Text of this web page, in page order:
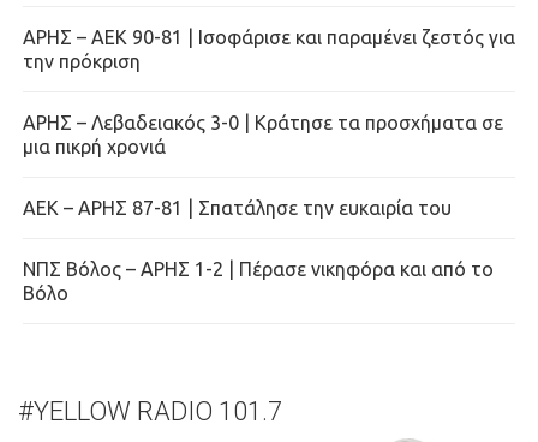
ΑΡΗΣ – ΑΕΚ 90-81 | Ισοφάρισε και παραμένει ζεστός για
την πρόκριση
ΑΡΗΣ – Λεβαδειακός 3-0 | Κράτησε τα προσχήματα σε
μια πικρή χρονιά
ΑΕΚ – ΑΡΗΣ 87-81 | Σπατάλησε την ευκαιρία του
ΝΠΣ Βόλος – ΑΡΗΣ 1-2 | Πέρασε νικηφόρα και από το
Βόλο
#YELLOW RADIO 101.7